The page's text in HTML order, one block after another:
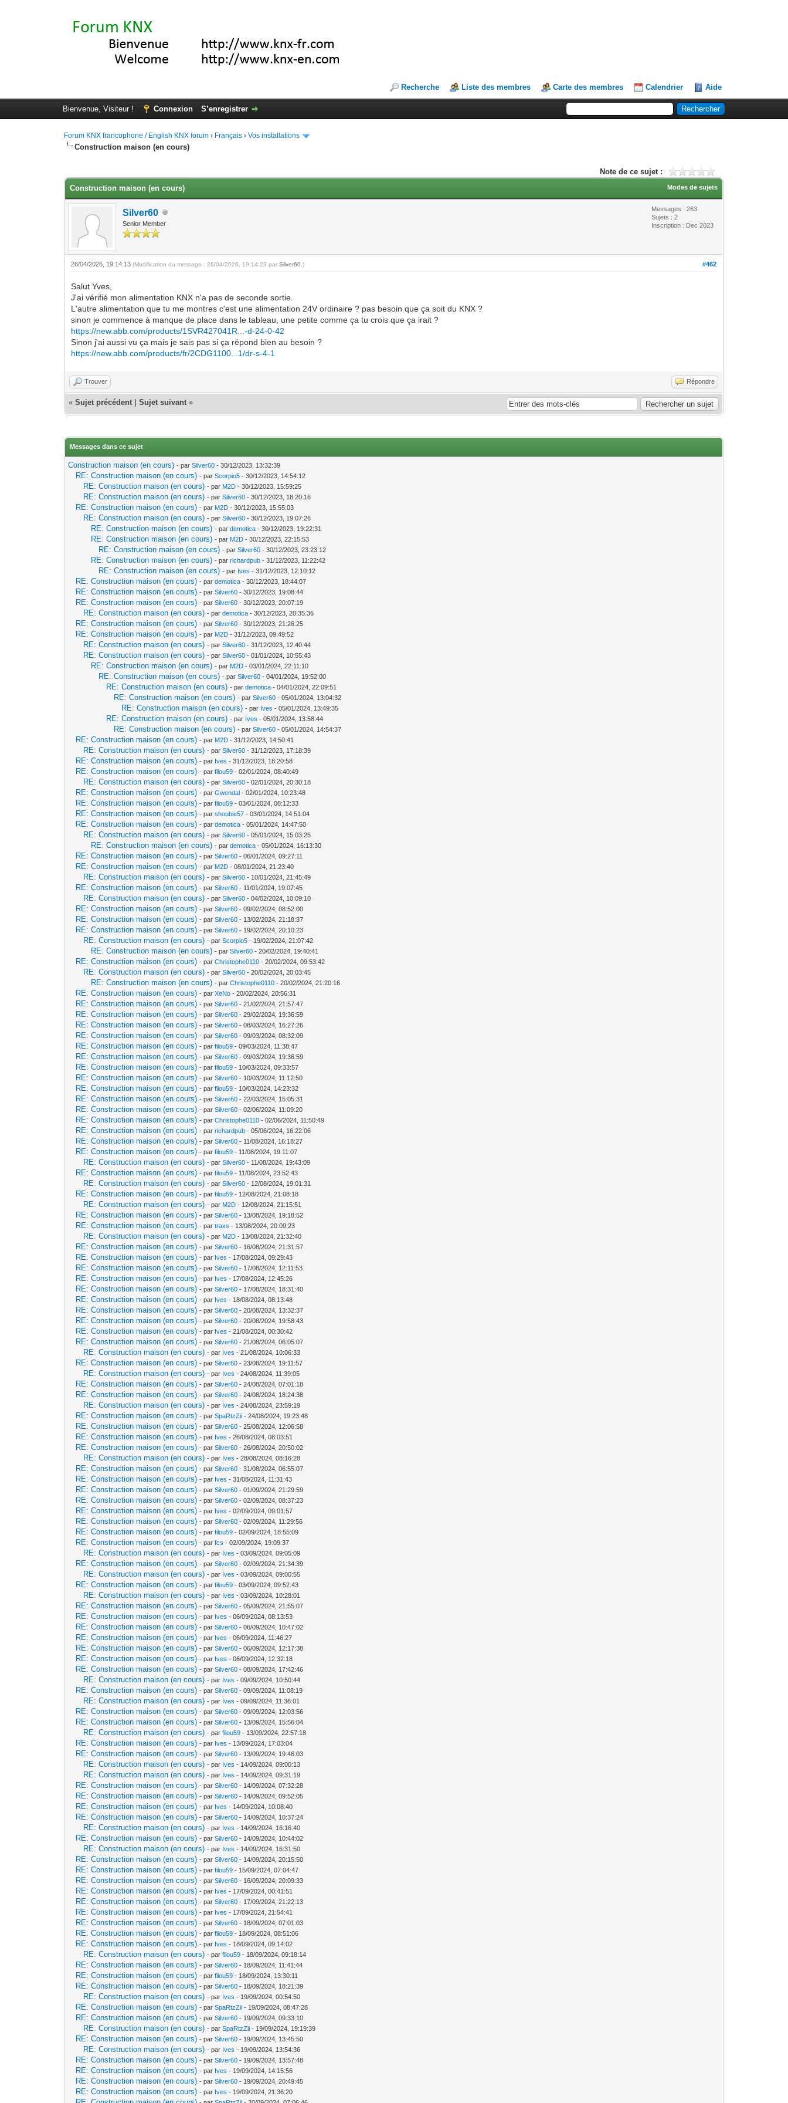
Recherche Liste des membres Carte des membres Calendrier Aide
Bienvenue, Visiteur ! Connexion S’enregistrer
Forum KNX francophone / English KNX forum › Français ›Vos installations
Construction maison (en cours)
Note de ce sujet :
Modes de sujets
Construction maison (en cours)
Silver60
Senior Member
Messages : 263
Sujets : 2
Inscription : Dec 2023
#462
26/04/2026, 19:14:13(Modification du message : 26/04/2026, 19:14:23 parSilver60 .)
Salut Yves,
J'ai vérifié mon alimentation KNX n'a pas de seconde sortie.
L'autre alimentation que tu me montres c'est une alimentation 24V ordinaire ? pas besoin que ça soit du KNX ?
sinon je commence à manque de place dans le tableau, une petite comme ça tu crois que ça irait ?
https://new.abb.com/products/1SVR427041R...-d-24-0-42
Sinon j'ai aussi vu ça mais je sais pas si ça répond bien au besoin ?
https://new.abb.com/products/fr/2CDG1100...1/dr-s-4-1
Trouver Répondre
«Sujet précédent |Sujet suivant »
Messages dans ce sujet
Construction maison (en cours) - parSilver60 - 30/12/2023, 13:32:39
RE: Construction maison (en cours) - parScorpio5 - 30/12/2023, 14:54:12
RE: Construction maison (en cours) - par M2D - 30/12/2023, 15:59:25
RE: Construction maison (en cours) - parSilver60 - 30/12/2023, 18:20:16
RE: Construction maison (en cours) - par M2D - 30/12/2023, 15:55:03
RE: Construction maison (en cours) - parSilver60 - 30/12/2023, 19:07:26
RE: Construction maison (en cours) - pardemotica - 30/12/2023, 19:22:31
RE: Construction maison (en cours) - par M2D - 30/12/2023, 22:15:53
RE: Construction maison (en cours) - parSilver60 - 30/12/2023, 23:23:12
RE: Construction maison (en cours) - parrichardpub - 31/12/2023, 11:22:42
RE: Construction maison (en cours) - par Ives - 31/12/2023, 12:10:12
RE: Construction maison (en cours) - pardemotica - 30/12/2023, 18:44:07
RE: Construction maison (en cours) - parSilver60 - 30/12/2023, 19:08:44
RE: Construction maison (en cours) - parSilver60 - 30/12/2023, 20:07:19
RE: Construction maison (en cours) - pardemotica - 30/12/2023, 20:35:36
RE: Construction maison (en cours) - parSilver60 - 30/12/2023, 21:26:25
RE: Construction maison (en cours) - par M2D - 31/12/2023, 09:49:52
RE: Construction maison (en cours) - parSilver60 - 31/12/2023, 12:40:44
RE: Construction maison (en cours) - parSilver60 - 01/01/2024, 10:55:43
RE: Construction maison (en cours) - par M2D - 03/01/2024, 22:11:10
RE: Construction maison (en cours) - parSilver60 - 04/01/2024, 19:52:00
RE: Construction maison (en cours) - pardemotica - 04/01/2024, 22:09:51
RE: Construction maison (en cours) - parSilver60 - 05/01/2024, 13:04:32
RE: Construction maison (en cours) - par Ives - 05/01/2024, 13:49:35
RE: Construction maison (en cours) - par Ives - 05/01/2024, 13:58:44
RE: Construction maison (en cours) - parSilver60 - 05/01/2024, 14:54:37
RE: Construction maison (en cours) - par M2D - 31/12/2023, 14:50:41
RE: Construction maison (en cours) - parSilver60 - 31/12/2023, 17:18:39
RE: Construction maison (en cours) - par Ives - 31/12/2023, 18:20:58
RE: Construction maison (en cours) - parfilou59 - 02/01/2024, 08:40:49
RE: Construction maison (en cours) - parSilver60 - 02/01/2024, 20:30:18
RE: Construction maison (en cours) - parGwendal - 02/01/2024, 10:23:48
RE: Construction maison (en cours) - parfilou59 - 03/01/2024, 08:12:33
RE: Construction maison (en cours) - parshoubie57 - 03/01/2024, 14:51:04
RE: Construction maison (en cours) - pardemotica - 05/01/2024, 14:47:50
RE: Construction maison (en cours) - parSilver60 - 05/01/2024, 15:03:25
RE: Construction maison (en cours) - pardemotica - 05/01/2024, 16:13:30
RE: Construction maison (en cours) - parSilver60 - 06/01/2024, 09:27:11
RE: Construction maison (en cours) - par M2D - 08/01/2024, 21:23:40
RE: Construction maison (en cours) - parSilver60 - 10/01/2024, 21:45:49
RE: Construction maison (en cours) - parSilver60 - 11/01/2024, 19:07:45
RE: Construction maison (en cours) - parSilver60 - 04/02/2024, 10:09:10
RE: Construction maison (en cours) - parSilver60 - 09/02/2024, 08:52:00
RE: Construction maison (en cours) - parSilver60 - 13/02/2024, 21:18:37
RE: Construction maison (en cours) - parSilver60 - 19/02/2024, 20:10:23
RE: Construction maison (en cours) - parScorpio5 - 19/02/2024, 21:07:42
RE: Construction maison (en cours) - parSilver60 - 20/02/2024, 19:40:41
RE: Construction maison (en cours) - parChristophe0110 - 20/02/2024, 09:53:42
RE: Construction maison (en cours) - parSilver60 - 20/02/2024, 20:03:45
RE: Construction maison (en cours) - parChristophe0110 - 20/02/2024, 21:20:16
RE: Construction maison (en cours) - parXeNo - 20/02/2024, 20:56:31
RE: Construction maison (en cours) - parSilver60 - 21/02/2024, 21:57:47
RE: Construction maison (en cours) - parSilver60 - 29/02/2024, 19:36:59
RE: Construction maison (en cours) - parSilver60 - 08/03/2024, 16:27:26
RE: Construction maison (en cours) - parSilver60 - 09/03/2024, 08:32:09
RE: Construction maison (en cours) - parfilou59 - 09/03/2024, 11:38:47
RE: Construction maison (en cours) - parSilver60 - 09/03/2024, 19:36:59
RE: Construction maison (en cours) - parfilou59 - 10/03/2024, 09:33:57
RE: Construction maison (en cours) - parSilver60 - 10/03/2024, 11:12:50
RE: Construction maison (en cours) - parfilou59 - 10/03/2024, 14:23:32
RE: Construction maison (en cours) - parSilver60 - 22/03/2024, 15:05:31
RE: Construction maison (en cours) - parSilver60 - 02/06/2024, 11:09:20
RE: Construction maison (en cours) - parChristophe0110 - 02/06/2024, 11:50:49
RE: Construction maison (en cours) - parrichardpub - 05/06/2024, 16:22:06
RE: Construction maison (en cours) - parSilver60 - 11/08/2024, 16:18:27
RE: Construction maison (en cours) - parfilou59 - 11/08/2024, 19:11:07
RE: Construction maison (en cours) - parSilver60 - 11/08/2024, 19:43:09
RE: Construction maison (en cours) - parfilou59 - 11/08/2024, 23:52:43
RE: Construction maison (en cours) - parSilver60 - 12/08/2024, 19:01:31
RE: Construction maison (en cours) - parfilou59 - 12/08/2024, 21:08:18
RE: Construction maison (en cours) - par M2D - 12/08/2024, 21:15:51
RE: Construction maison (en cours) - parSilver60 - 13/08/2024, 19:18:52
RE: Construction maison (en cours) - partraxs - 13/08/2024, 20:09:23
RE: Construction maison (en cours) - par M2D - 13/08/2024, 21:32:40
RE: Construction maison (en cours) - parSilver60 - 16/08/2024, 21:31:57
RE: Construction maison (en cours) - par Ives - 17/08/2024, 09:29:43
RE: Construction maison (en cours) - parSilver60 - 17/08/2024, 12:11:53
RE: Construction maison (en cours) - par Ives - 17/08/2024, 12:45:26
RE: Construction maison (en cours) - parSilver60 - 17/08/2024, 18:31:40
RE: Construction maison (en cours) - par Ives - 18/08/2024, 08:13:48
RE: Construction maison (en cours) - parSilver60 - 20/08/2024, 13:32:37
RE: Construction maison (en cours) - parSilver60 - 20/08/2024, 19:58:43
RE: Construction maison (en cours) - par Ives - 21/08/2024, 00:30:42
RE: Construction maison (en cours) - parSilver60 - 21/08/2024, 06:05:07
RE: Construction maison (en cours) - par Ives - 21/08/2024, 10:06:33
RE: Construction maison (en cours) - parSilver60 - 23/08/2024, 19:11:57
RE: Construction maison (en cours) - par Ives - 24/08/2024, 11:39:05
RE: Construction maison (en cours) - parSilver60 - 24/08/2024, 07:01:18
RE: Construction maison (en cours) - parSilver60 - 24/08/2024, 18:24:38
RE: Construction maison (en cours) - par Ives - 24/08/2024, 23:59:19
RE: Construction maison (en cours) - parSpaRtzZii - 24/08/2024, 19:23:48
RE: Construction maison (en cours) - parSilver60 - 25/08/2024, 12:06:58
RE: Construction maison (en cours) - par Ives - 26/08/2024, 08:03:51
RE: Construction maison (en cours) - parSilver60 - 26/08/2024, 20:50:02
RE: Construction maison (en cours) - par Ives - 28/08/2024, 08:16:28
RE: Construction maison (en cours) - parSilver60 - 31/08/2024, 06:55:07
RE: Construction maison (en cours) - par Ives - 31/08/2024, 11:31:43
RE: Construction maison (en cours) - parSilver60 - 01/09/2024, 21:29:59
RE: Construction maison (en cours) - parSilver60 - 02/09/2024, 08:37:23
RE: Construction maison (en cours) - par Ives - 02/09/2024, 09:01:57
RE: Construction maison (en cours) - parSilver60 - 02/09/2024, 11:29:56
RE: Construction maison (en cours) - parfilou59 - 02/09/2024, 18:55:09
RE: Construction maison (en cours) - parfcs - 02/09/2024, 19:09:37
RE: Construction maison (en cours) - par Ives - 03/09/2024, 09:05:09
RE: Construction maison (en cours) - parSilver60 - 02/09/2024, 21:34:39
RE: Construction maison (en cours) - par Ives - 03/09/2024, 09:00:55
RE: Construction maison (en cours) - parfilou59 - 03/09/2024, 09:52:43
RE: Construction maison (en cours) - par Ives - 03/09/2024, 10:28:01
RE: Construction maison (en cours) - parSilver60 - 05/09/2024, 21:55:07
RE: Construction maison (en cours) - par Ives - 06/09/2024, 08:13:53
RE: Construction maison (en cours) - parSilver60 - 06/09/2024, 10:47:02
RE: Construction maison (en cours) - par Ives - 06/09/2024, 11:46:27
RE: Construction maison (en cours) - parSilver60 - 06/09/2024, 12:17:38
RE: Construction maison (en cours) - par Ives - 06/09/2024, 12:32:18
RE: Construction maison (en cours) - parSilver60 - 08/09/2024, 17:42:46
RE: Construction maison (en cours) - par Ives - 09/09/2024, 10:50:44
RE: Construction maison (en cours) - parSilver60 - 09/09/2024, 11:08:19
RE: Construction maison (en cours) - par Ives - 09/09/2024, 11:36:01
RE: Construction maison (en cours) - parSilver60 - 09/09/2024, 12:03:56
RE: Construction maison (en cours) - parSilver60 - 13/09/2024, 15:56:04
RE: Construction maison (en cours) - parfilou59 - 13/09/2024, 22:57:18
RE: Construction maison (en cours) - par Ives - 13/09/2024, 17:03:04
RE: Construction maison (en cours) - parSilver60 - 13/09/2024, 19:46:03
RE: Construction maison (en cours) - par Ives - 14/09/2024, 09:00:13
RE: Construction maison (en cours) - par Ives - 14/09/2024, 09:31:19
RE: Construction maison (en cours) - parSilver60 - 14/09/2024, 07:32:28
RE: Construction maison (en cours) - parSilver60 - 14/09/2024, 09:52:05
RE: Construction maison (en cours) - par Ives - 14/09/2024, 10:08:40
RE: Construction maison (en cours) - parSilver60 - 14/09/2024, 10:37:24
RE: Construction maison (en cours) - par Ives - 14/09/2024, 16:16:40
RE: Construction maison (en cours) - parSilver60 - 14/09/2024, 10:44:02
RE: Construction maison (en cours) - par Ives - 14/09/2024, 16:31:50
RE: Construction maison (en cours) - parSilver60 - 14/09/2024, 20:15:50
RE: Construction maison (en cours) - parfilou59 - 15/09/2024, 07:04:47
RE: Construction maison (en cours) - parSilver60 - 16/09/2024, 20:09:33
RE: Construction maison (en cours) - par Ives - 17/09/2024, 00:41:51
RE: Construction maison (en cours) - parSilver60 - 17/09/2024, 21:22:13
RE: Construction maison (en cours) - par Ives - 17/09/2024, 21:54:41
RE: Construction maison (en cours) - parSilver60 - 18/09/2024, 07:01:03
RE: Construction maison (en cours) - parfilou59 - 18/09/2024, 08:51:06
RE: Construction maison (en cours) - par Ives - 18/09/2024, 09:14:02
RE: Construction maison (en cours) - parfilou59 - 18/09/2024, 09:18:14
RE: Construction maison (en cours) - parSilver60 - 18/09/2024, 11:41:44
RE: Construction maison (en cours) - parfilou59 - 18/09/2024, 13:30:11
RE: Construction maison (en cours) - parSilver60 - 18/09/2024, 18:21:39
RE: Construction maison (en cours) - par Ives - 19/09/2024, 00:54:50
RE: Construction maison (en cours) - parSpaRtzZii - 19/09/2024, 08:47:28
RE: Construction maison (en cours) - parSilver60 - 19/09/2024, 09:33:10
RE: Construction maison (en cours) - parSpaRtzZii - 19/09/2024, 19:19:39
RE: Construction maison (en cours) - parSilver60 - 19/09/2024, 13:45:50
RE: Construction maison (en cours) - par Ives - 19/09/2024, 13:54:36
RE: Construction maison (en cours) - parSilver60 - 19/09/2024, 13:57:48
RE: Construction maison (en cours) - par Ives - 19/09/2024, 14:15:56
RE: Construction maison (en cours) - parSilver60 - 19/09/2024, 20:49:45
RE: Construction maison (en cours) - par Ives - 19/09/2024, 21:36:20